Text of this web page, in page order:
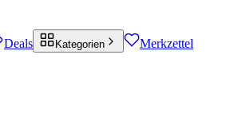
Deals Kategorien Merkzettel